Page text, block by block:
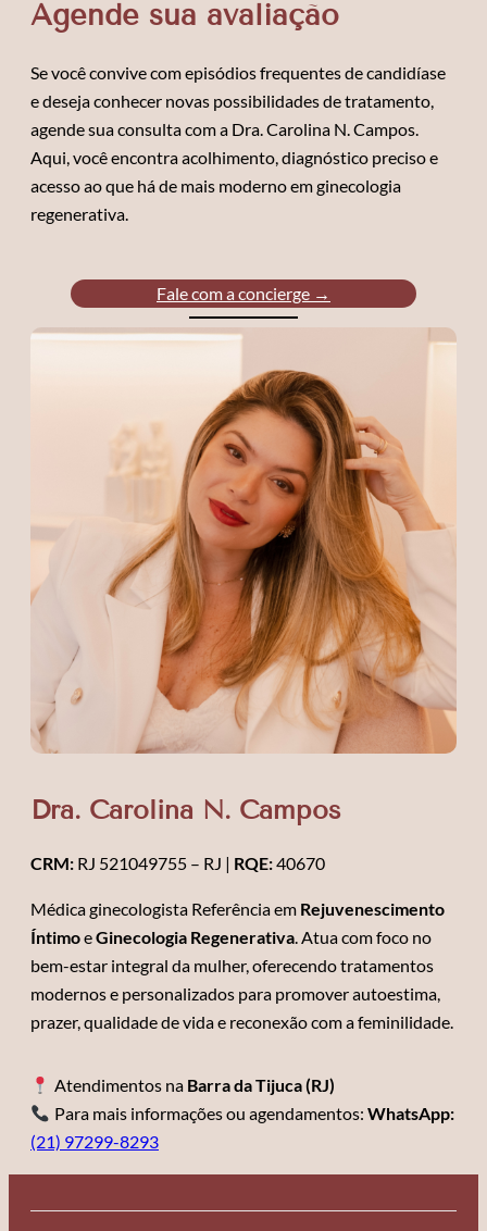
Agende sua avaliação
Se você convive com episódios frequentes de candidíase
e deseja conhecer novas possibilidades de tratamento,
agende sua consulta com a Dra. Carolina N. Campos.
Aqui, você encontra acolhimento, diagnóstico preciso e
acesso ao que há de mais moderno em ginecologia
regenerativa.
Fale com a concierge →
Dra. Carolina N. Campos
CRM: RJ 521049755 – RJ | RQE:40670
Médica ginecologista Referência em Rejuvenescimento
ÍntimoeGinecologia Regenerativa. Atua com foco no
bem-estar integral da mulher, oferecendo tratamentos
modernos e personalizados para promover autoestima,
prazer, qualidade de vida e reconexão com a feminilidade.
Atendimentos na Barra da Tijuca (RJ)
Para mais informações ou agendamentos: WhatsApp:
(21) 97299-8293